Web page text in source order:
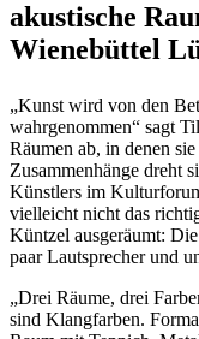
akustische
Wienebüttel
„Kunst wird von den
wahrgenommen“ sagt
Räumen ab, in denen
Zusammenhänge dreht
Künstlers im
vielleicht nicht das
Küntzel ausgeräumt:
paar Lautsprecher und
„Drei Räume, drei
sind Klangfarben.